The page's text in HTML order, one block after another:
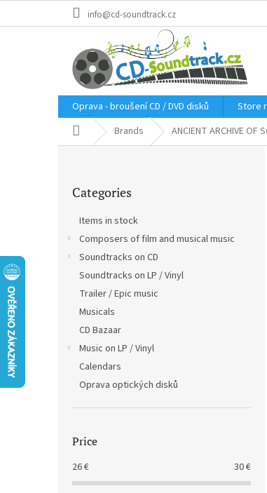
info@cd-soundtrack.cz
Oprava - broušení CD / DVD disků Store
Home Brands ANCIENT ARCHIVE OF
categories
Categories
Items in stock
Composers of film and musical music
Soundtracks on CD
Soundtracks on LP / Vinyl
Trailer / Epic music
Musicals
CD Bazaar
Music on LP / Vinyl
Calendars
Oprava optických disků
Price
26€ 30€